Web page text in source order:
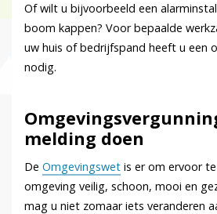
Of wilt u bijvoorbeeld een
boom kappen? Voor bepaalde
uw huis of bedrijfspand heeft u een
nodig.
melding doen
De Omgevingswet is er om ervoor
omgeving veilig, schoon, mooi en
mag u niet zomaar iets veranderen